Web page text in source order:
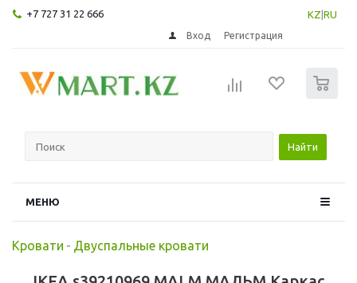
+7 727 31 22 666 KZ RU
Вход Регистрация
Найти
МЕНЮ
Кровати - Двуспальные кровати